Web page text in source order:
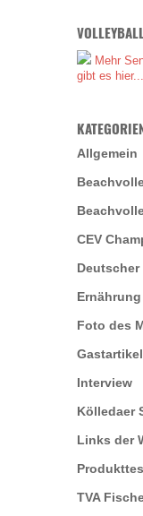
Mehr
gibt es
Allgemein
CEV
Ernährung
Foto des
Gastartikel
Interview
Kölledaer
Links der
TVA